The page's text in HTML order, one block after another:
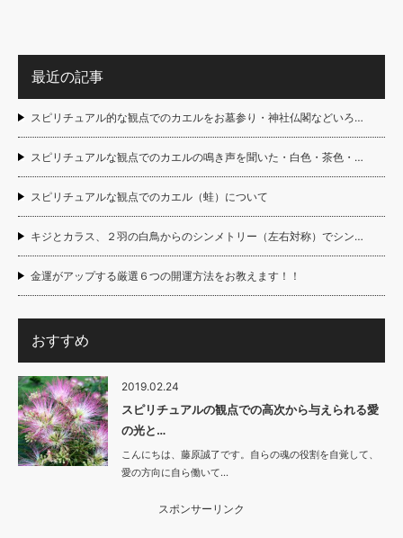
最近の記事
スピリチュアル的な観点でのカエルをお墓参り・神社仏閣などいろ…
スピリチュアルな観点でのカエルの鳴き声を聞いた・白色・茶色・…
スピリチュアルな観点でのカエル（蛙）について
キジとカラス、２羽の白鳥からのシンメトリー（左右対称）でシン…
金運がアップする厳選６つの開運方法をお教えます！！
おすすめ
2019.02.24
スピリチュアルの観点での高次から与えられる愛
の光と…
こんにちは、藤原誠了です。自らの魂の役割を自覚して、
愛の方向に自ら働いて…
スポンサーリンク